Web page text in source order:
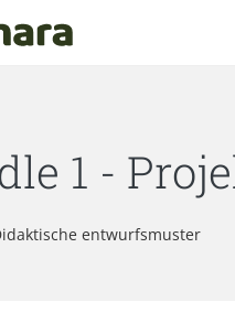
1 -
entwurfsmuster